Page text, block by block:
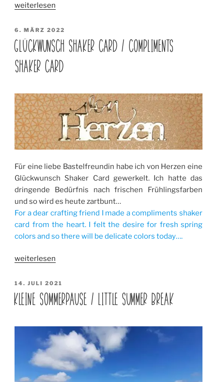
„Zeiten
sich
/
Times
are
changing“
weiterlesen
VERÖFFENTLICHT
AM
6. MÄRZ 2022
GLÜCKWUNSCH SHAKER CARD / COMPLIMENTS
SHAKER CARD
Für eine liebe Bastelfreundin habe ich von Herzen eine
Glückwunsch Shaker Card gewerkelt. Ich hatte das
dringende Bedürfnis nach frischen Frühlingsfarben
und so wird es heute zartbunt…
For a dear crafting friend I made a compliments shaker
card from the heart. I felt the desire for fresh spring
colors and so there will be delicate colors today….
„Glückwunsch
Card
/
Compliments
Card“
weiterlesen
VERÖFFENTLICHT
AM
14. JULI 2021
KLEINE SOMMERPAUSE / LITTLE SUMMER BREAK